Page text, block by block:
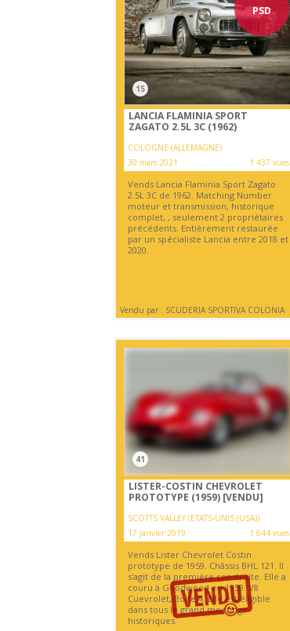
PSD
15
LANCIA FLAMINIA SPORT
ZAGATO 2.5L 3C (1962)
COLOGNE (ALLEMAGNE)
30 mars 2021
1 437 vues
Vends Lancia Flaminia Sport Zagato
2.5L 3C de 1962. Matching Number
moteur et transmission, historique
complet, , seulement 2 propriétaires
précédents. Entièrement restaurée
par un spécialiste Lancia entre 2018 et
2020.
Vendu par : SCUDERIA SPORTIVA COLONIA
41
LISTER-COSTIN CHEVROLET
PROTOTYPE (1959) [VENDU]
SCOTTS VALLEY (ETATS-UNIS (USA))
17 janvier 2019
1 644 vues
Vends Lister Chevrolet Costin
prototype de 1959. Châssis BHL 121. Il
s'agit de la première construite. Elle a
couru à Goodwood en 1959. V8
Cuevrolet, Boite 4. Elle est éligible
dans tous le grand meetings
historiques.